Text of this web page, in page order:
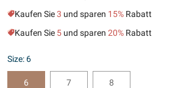
Kaufen Sie3 und sparen 15% Rabatt
Kaufen Sie 5 und sparen 20% Rabatt
Size: 6
6 7 8